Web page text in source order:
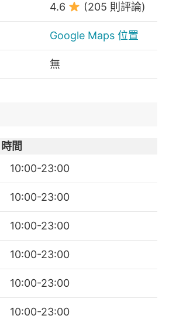
4.6 (205 則評論)
Google Maps 位置
無
時間
10:00-23:00
10:00-23:00
10:00-23:00
10:00-23:00
10:00-23:00
10:00-23:00